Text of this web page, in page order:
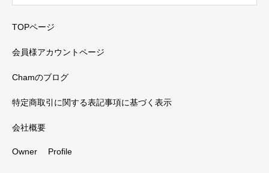
TOPページ
会員様アカウントページ
Chamのブログ
特定商取引に関する表記事項に基づく表示
会社概要
Owner Profile